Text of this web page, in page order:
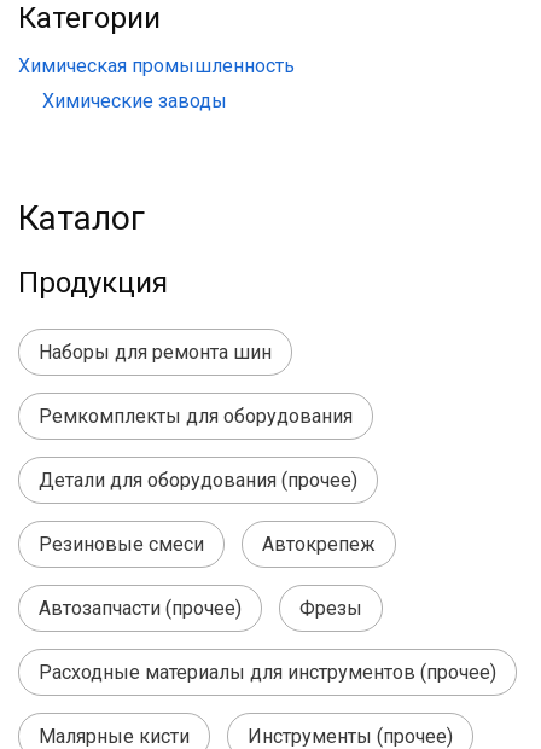
Категории
Химическая промышленность
Химические заводы
Каталог
Продукция
Наборы для ремонта шин
Ремкомплекты для оборудования
Детали для оборудования (прочее)
Резиновые смеси Автокрепеж
Автозапчасти (прочее) Фрезы
Расходные материалы для инструментов (прочее)
Малярные кисти Инструменты (прочее)